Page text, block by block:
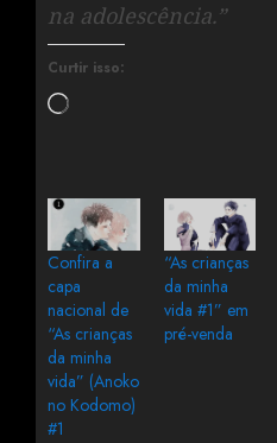
na adolescência.”
Curtir isso:
Confira a
capa
nacional de
“As crianças
da minha
vida” (Anoko
no Kodomo)
#1
“As crianças
da minha
vida #1” em
pré-venda